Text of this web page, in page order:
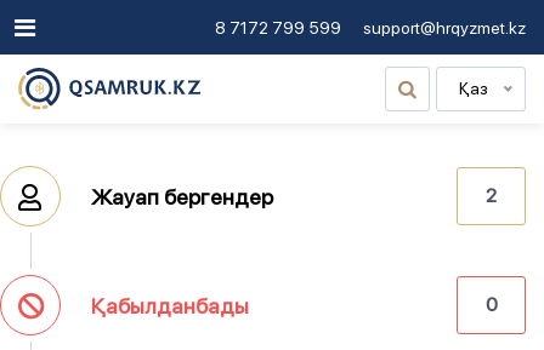
8 7172 799 599 support@hrqyzmet.kz
Қаз
Жауап бергендер 2
Қабылданбады 0